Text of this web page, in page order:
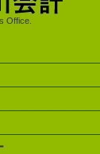
Office.